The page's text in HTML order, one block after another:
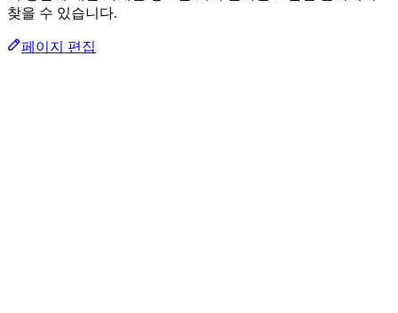
찾을 수 있습니다.
페이지 편집